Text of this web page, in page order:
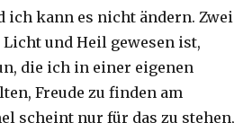
kann es nicht ändern. Zwei
und Heil gewesen ist,
die ich in einer eigenen
Freude zu finden am
scheint nur für das zu stehen,